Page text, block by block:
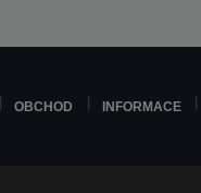
OBCHOD INFORMACE